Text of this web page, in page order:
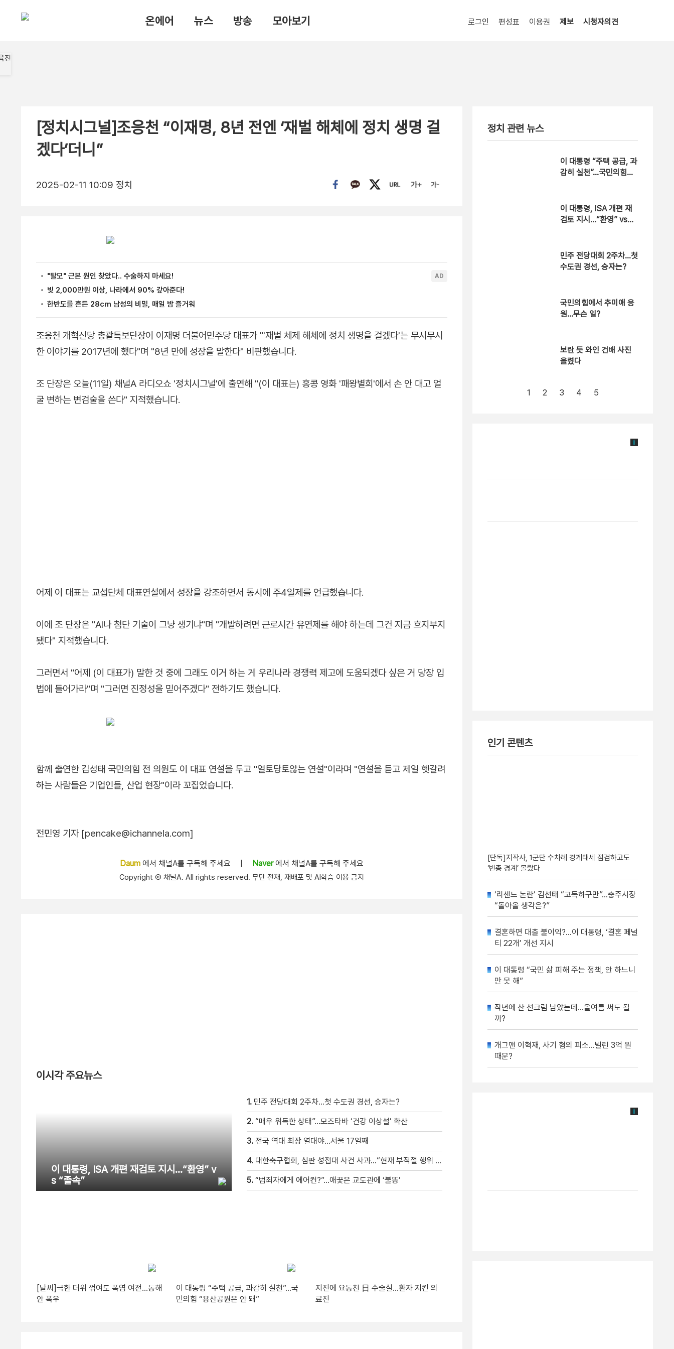
온에어 뉴스 방송 모아보기 로그인 편성표 이용권 제보 시청자의견
[정치시그널]조응천 “이재명, 8년 전엔 ‘재벌 해체에 정치 생명 걸
겠다’더니”
2025-02-11 10:09 정치
조응천 개혁신당 총괄특보단장이 이재명 더불어민주당 대표가 "'재벌 체제 해체에 정치 생명을 걸겠다'는 무시무시
한 이야기를 2017년에 했다"며 "8년 만에 성장을 말한다" 비판했습니다.
조 단장은 오늘(11일) 채널A 라디오쇼 '정치시그널'에 출연해 "(이 대표는) 홍콩 영화 '패왕별희'에서 손 안 대고 얼
굴 변하는 변검술을 쓴다" 지적했습니다.
어제 이 대표는 교섭단체 대표연설에서 성장을 강조하면서 동시에 주4일제를 언급했습니다.
이에 조 단장은 "AI나 첨단 기술이 그냥 생기냐"며 "개발하려면 근로시간 유연제를 해야 하는데 그건 지금 흐지부지
됐다" 지적했습니다.
그러면서 "어제 (이 대표가) 말한 것 중에 그래도 이거 하는 게 우리나라 경쟁력 제고에 도움되겠다 싶은 거 당장 입
법에 들어가라"며 "그러면 진정성을 믿어주겠다" 전하기도 했습니다.
함께 출연한 김성태 국민의힘 전 의원도 이 대표 연설을 두고 "얼토당토않는 연설"이라며 "연설을 듣고 제일 헷갈려
하는 사람들은 기업인들, 산업 현장"이라 꼬집었습니다.
전민영 기자 [pencake@ichannela.com]
Daum 에서 채널A를 구독해 주세요 Naver에서 채널A를 구독해 주세요
Copyright Ⓒ 채널A. All rights reserved. 무단 전재, 재배포 및 AI학습 이용 금지
이시각 주요뉴스
이 대통령, ISA 개편 재검토 지시…“환영” v
s “졸속”
1. 민주 전당대회 2주차…첫 수도권 경선, 승자는?
2. “매우 위독한 상태”…모즈타바 ‘건강 이상설’ 확산
3. 전국 역대 최장 열대야…서울 17일째
4. 대한축구협회, 심판 성접대 사건 사과…“현재 부적절 행위 없어”
5. “범죄자에게 에어컨?”…애꿎은 교도관에 ‘불똥’
[날씨]극한 더위 꺾여도 폭염 여전…동해
안 폭우
이 대통령 “주택 공급, 과감히 실천”…국
민의힘 “용산공원은 안 돼”
지진에 요동친 日 수술실…환자 지킨 의
료진
정치 관련 뉴스
이 대통령 “주택 공급, 과
감히 실천”…국민의힘
이 대통령, ISA 개편 재
검토 지시…“환영” vs
민주 전당대회 2주차…첫
수도권 경선, 승자는?
국민의힘에서 추미애 응
원…무슨 일?
보란 듯 와인 건배 사진
올렸다
1 2 3 4 5
인기 콘텐츠
[단독]지작사, 1군단 수차례 경계태세 점검하고도
‘빈총 경계’ 몰랐다
‘리센느 논란’ 김선태 “고독하구만”…충주시장
“돌아올 생각은?”
결혼하면 대출 불이익?…이 대통령, ‘결혼 페널
티 22개’ 개선 지시
이 대통령 “국민 삶 피해 주는 정책, 안 하느니
만 못 해”
작년에 산 선크림 남았는데…올여름 써도 될
까?
개그맨 이혁재, 사기 혐의 피소…빌린 3억 원
때문?